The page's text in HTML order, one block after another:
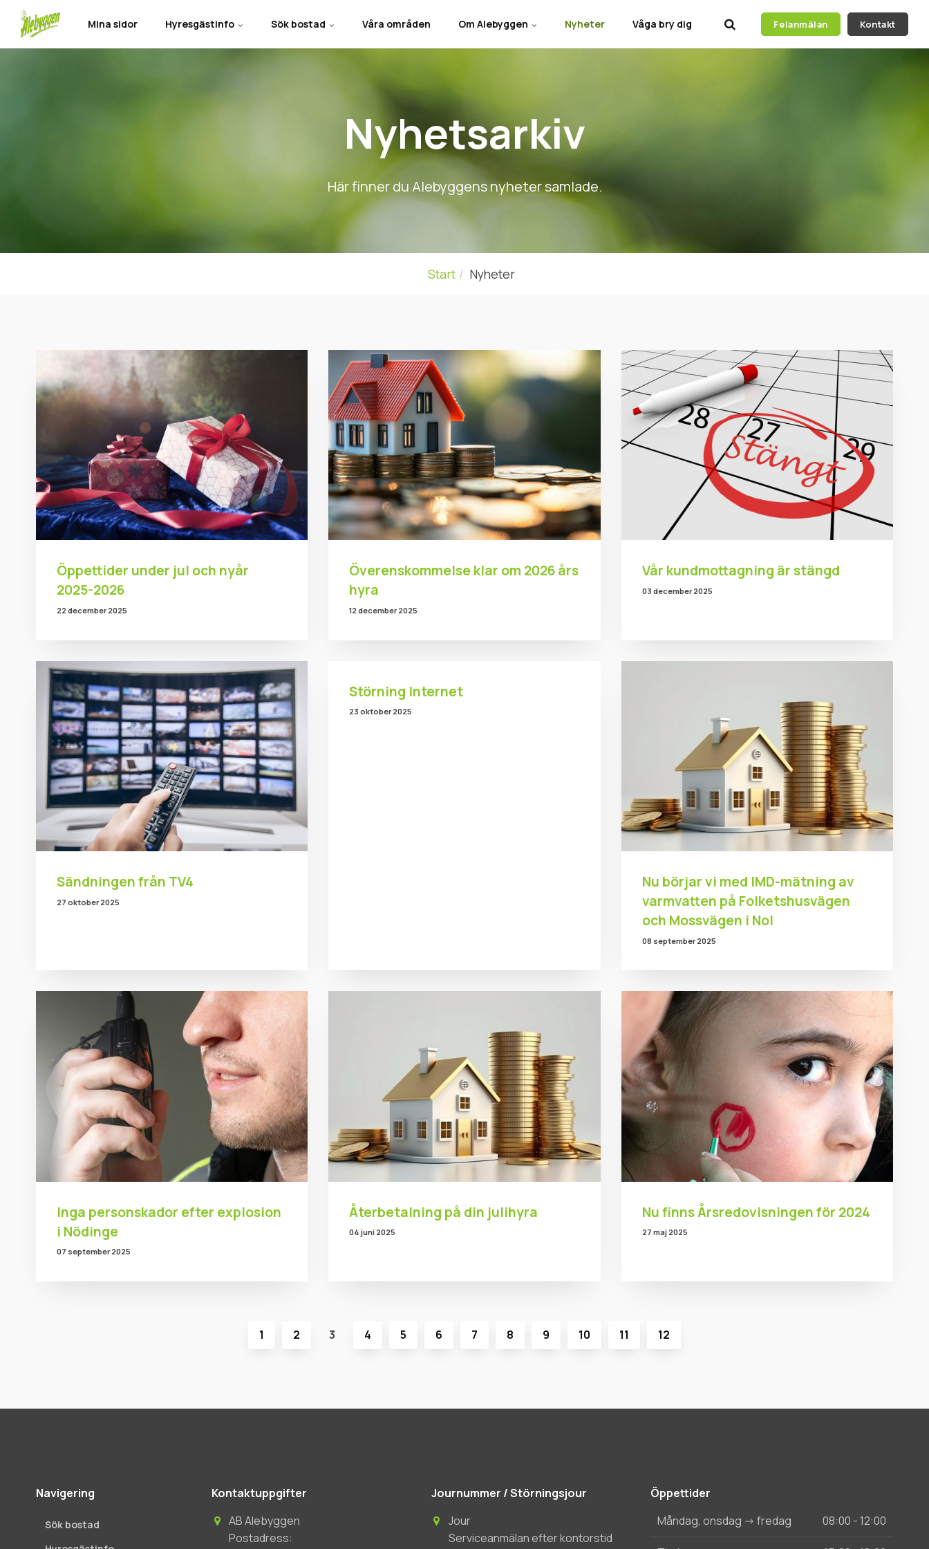
Mina sidor Hyresgästinfo Sök bostad Våra områden Om Alebyggen Nyheter Våga bry dig Felanmälan Kontakt
Nyhetsarkiv
Här finner du Alebyggens nyheter samlade.
Start Nyheter
Öppettider under jul och nyår
2025-2026
22 december 2025
Överenskommelse klar om 2026 års
hyra
12 december 2025
Vår kundmottagning är stängd
03 december 2025
Sändningen från TV4
27 oktober 2025
Störning Internet
23 oktober 2025
Nu börjar vi med IMD-mätning av
varmvatten på Folketshusvägen
och Mossvägen i Nol
08 september 2025
Inga personskador efter explosion
i Nödinge
07 september 2025
Återbetalning på din julihyra
04 juni 2025
Nu finns Årsredovisningen för 2024
27 maj 2025
1 2 3 4 5 6 7 8 9 10 11 12
Navigering
Sök bostad
Kontaktuppgifter
AB Alebyggen
Postadress:
Journummer / Störningsjour
Jour
Serviceanmälan efter kontorstid
Öppettider
08:00 - 12:00
Måndag, onsdag -> fredag